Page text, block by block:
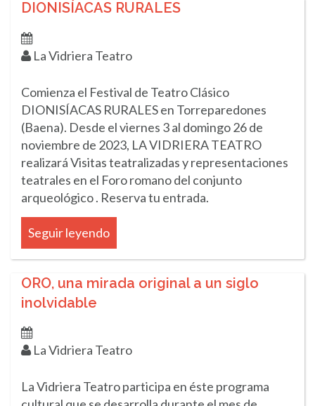
DIONISÍACAS RURALES
La Vidriera Teatro
Comienza el Festival de Teatro Clásico
DIONISÍACAS RURALES en Torreparedones
(Baena). Desde el viernes 3 al domingo 26 de
noviembre de 2023, LA VIDRIERA TEATRO
realizará Visitas teatralizadas y representaciones
teatrales en el Foro romano del conjunto
arqueológico . Reserva tu entrada.
Seguir leyendo
ORO, una mirada original a un siglo
inolvidable
La Vidriera Teatro
La Vidriera Teatro participa en éste programa